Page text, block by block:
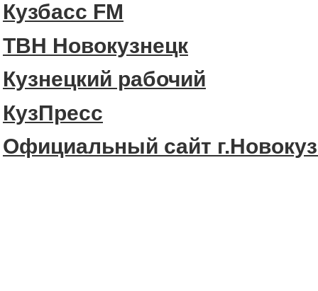
Кузбасс FM
ТВН Новокузнецк
Кузнецкий рабочий
КузПресс
Официальный сайт